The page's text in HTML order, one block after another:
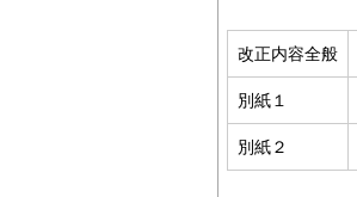
改正内容全般
別紙１
別紙２